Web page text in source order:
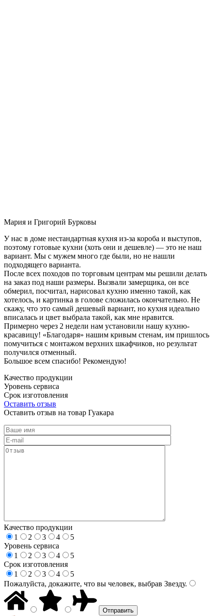
Мария и Григорий Бурковы
У нас в доме нестандартная кухня из-за короба и выступов,
поэтому готовые кухни (хоть они и дешевле) — это не наш
вариант. Мы с мужем много где были, но не нашли
подходящего варианта.
После всех походов по торговым центрам мы решили делать
на заказ под наши размеры. Вызвали замерщика, он все
обмерил, посчитал, нарисовал кухню именно такой, как
хотелось, и картинка в голове сложилась окончательно. Не
скажу, что это самый дешевый вариант, но кухня идеально
вписалась и цвет выбрала такой, как мне нравится.
Примерно через 2 недели нам установили нашу кухню-
красавицу! «Благодаря» нашим кривым стенам, им пришлось
помучиться с монтажом верхних шкафчиков, но результат
получился отменный.
Большое всем спасибо! Рекомендую!
Качество продукции
Уровень сервиса
Срок изготовления
Оставить отзыв
Оставить отзыв на товар Гуакара
Качество продукции
1
2 3 4
5
Уровень сервиса
1
2 3 4
5
Срок изготовления
1
2 3 4
5
Пожалуйста, докажите, что вы человек, выбрав Звезду.